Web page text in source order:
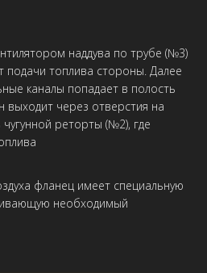
наддува по трубе (№3)
подачи топлива стороны. Далее
каналы попадает в полость
выходит через отверстия на
реторты (№2), где
фланец имеет специальную
необходимый